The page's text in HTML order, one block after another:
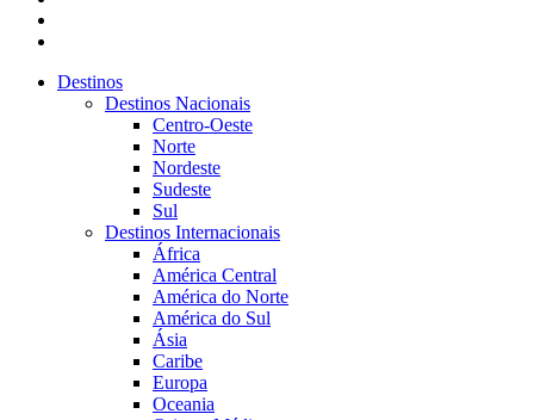
Destinos
Destinos Nacionais
Centro-Oeste
Norte
Nordeste
Sudeste
Sul
Destinos Internacionais
África
América Central
América do Norte
América do Sul
Ásia
Caribe
Europa
Oceania